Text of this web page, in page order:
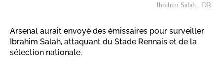
Ibrahim Salah.. DR
Arsenal aurait envoyé des émissaires pour surveiller
Ibrahim Salah, attaquant du Stade Rennais et de la
sélection nationale.